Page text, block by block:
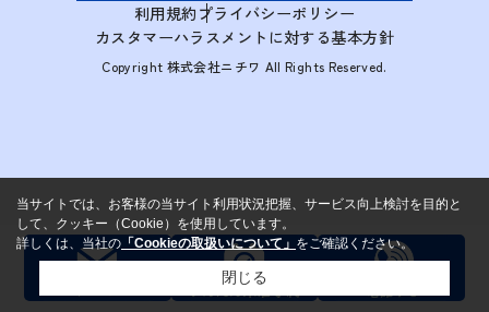
利用規約プライバシーポリシー
カスタマーハラスメントに対する基本方針
Copyright 株式会社ニチワ All Rights Reserved.
当サイトでは、お客様の当サイト利用状況把握、サービス向上検討を目的と
して、クッキー（Cookie）を使用しています。
詳しくは、当社の 「Cookieの取扱いについて」 をご確認ください。
閉じる